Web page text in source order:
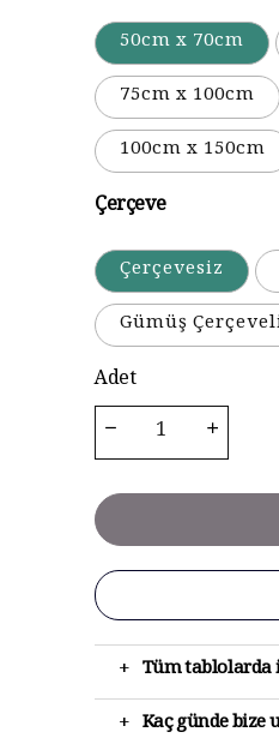
50cm x 70cm
75cm x 100cm
100cm x 150cm
Çerçeve
Çerçevesiz
Gümüş
Adet
+ Tüm tablolarda
+ Kaç günde bize